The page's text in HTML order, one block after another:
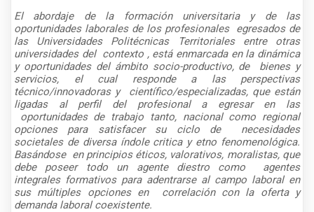
El abordaje de la formación universitaria y de las
oportunidades laborales de los profesionales egresados de
las Universidades Politécnicas Territoriales entre otras
universidades del contexto , está enmarcada en la dinámica
y oportunidades del ámbito socio-productivo, de
bienes y
servicios, el cual responde a las perspectivas
técnico/innovadoras y
científico/especializadas, que están
ligadas al perfil del profesional a egresar en las
oportunidades de trabajo tanto, nacional como regional
opciones para satisfacer su ciclo de
necesidades
societales de diversa índole critica y etno fenomenológica.
Basándose en principios éticos, valorativos, moralistas, que
debe poseer todo un agente diestro como
agentes
integrales formativos para adentrarse al campo laboral en
sus múltiples opciones en
correlación con la oferta y
demanda laboral coexistente.